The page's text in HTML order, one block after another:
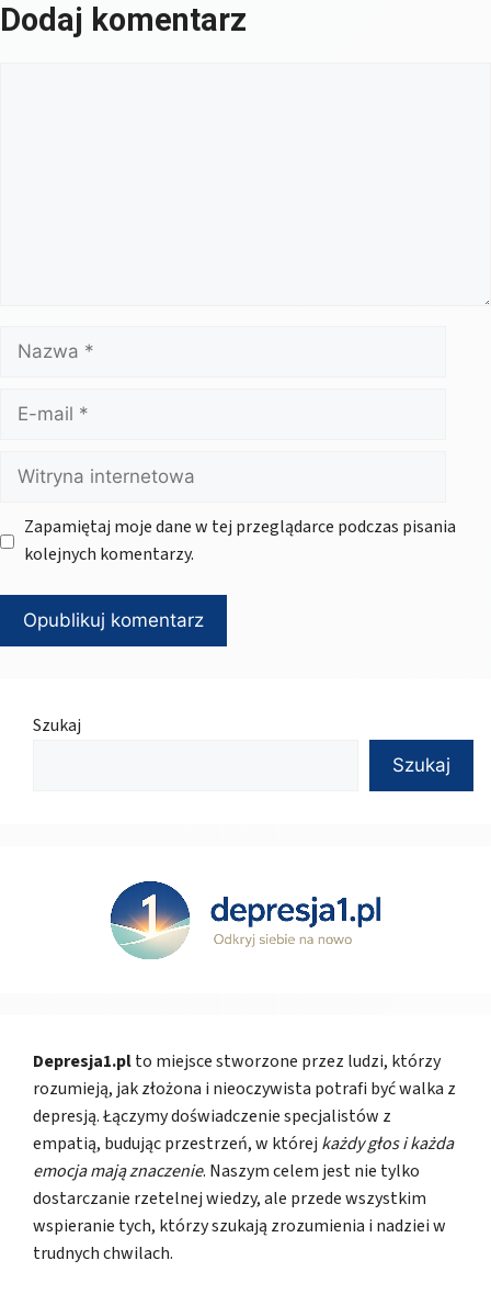
Dodaj komentarz
Nazwa
mail
Witryna
internetowa
Zapamiętaj moje dane w tej przeglądarce podczas pisania
kolejnych komentarzy.
Szukaj
Szukaj
Depresja1.plto miejsce stworzone przez ludzi, którzy
rozumieją, jak złożona i nieoczywista potrafi być walka z
depresją. Łączymy doświadczenie specjalistów z
empatią, budując przestrzeń, w której każdy głos i każda
emocja mają znaczenie. Naszym celem jest nie tylko
dostarczanie rzetelnej wiedzy, ale przede wszystkim
wspieranie tych, którzy szukają zrozumienia i nadziei w
trudnych chwilach.